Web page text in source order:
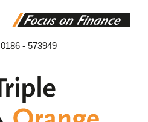
0186 - 573949